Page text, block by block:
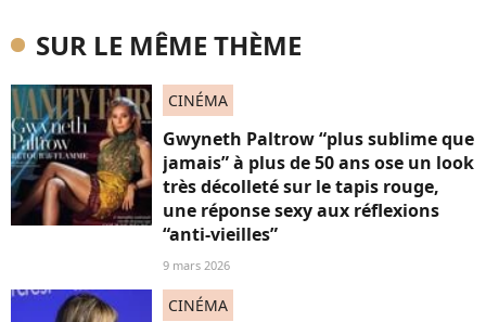
SUR LE MÊME THÈME
CINÉMA
Gwyneth Paltrow “plus sublime que
jamais” à plus de 50 ans ose un look
très décolleté sur le tapis rouge,
une réponse sexy aux réflexions
“anti-vieilles”
9 mars 2026
CINÉMA